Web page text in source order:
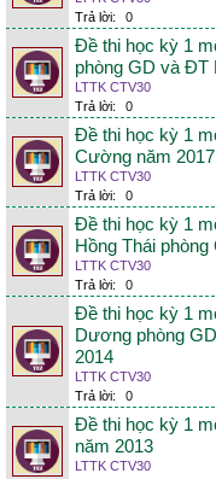
Trả lời:
0
Đề thi học kỳ 1
phòng GD và ĐT
LTTK CTV30
Trả lời:
0
Đề thi học kỳ 1
Cường năm 2017
LTTK CTV30
Trả lời:
0
Đề thi học kỳ 1
Hồng Thái
LTTK CTV30
Trả lời:
0
Đề thi học kỳ 1
Dương phòng
2014
LTTK CTV30
Trả lời:
0
Đề thi học kỳ 1
năm 2013
LTTK CTV30